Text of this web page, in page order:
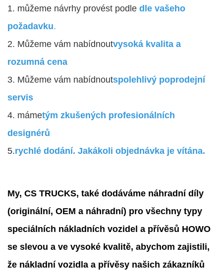
1. můžeme návrhy provést podle dle vašeho
požadavku.
2. Můžeme vám nabídnoutvysoká kvalita a
rozumná cena
3. Můžeme vám nabídnoutspolehlivý poprodejní
servis
4. mámetým zkušených profesionálních
designérů
5.rychlé dodání. Jakákoli objednávka je vítána.
My, CS TRUCKS, také dodáváme náhradní díly
(originální, OEM a náhradní) pro všechny typy
speciálních nákladních vozidel a přívěsů HOWO
se slevou a ve vysoké kvalitě, abychom zajistili,
že nákladní vozidla a přívěsy našich zákazníků